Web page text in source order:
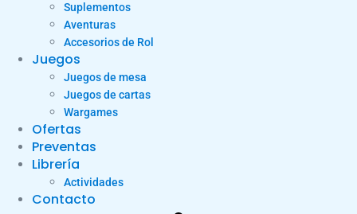
Suplementos
Aventuras
Accesorios de Rol
Juegos
Juegos de mesa
Juegos de cartas
Wargames
Ofertas
Preventas
Librería
Actividades
Contacto